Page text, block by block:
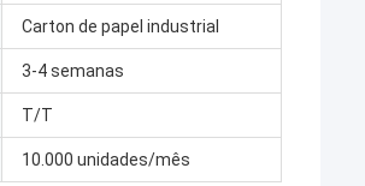
Carton de papel industrial
3-4 semanas
T/T
10.000 unidades/mês